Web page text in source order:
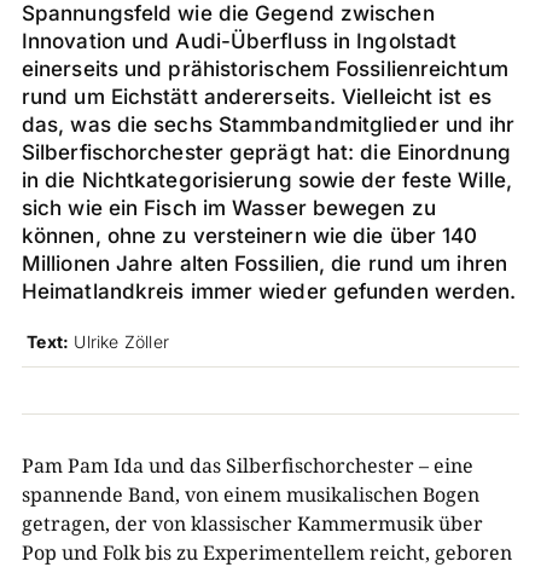
Spannungsfeld wie die Gegend zwischen
Innovation und Audi-Überfluss in Ingolstadt
einerseits und prähistorischem Fossilienreichtum
rund um Eichstätt andererseits. Vielleicht ist es
das, was die sechs Stammbandmitglieder und ihr
Silberfischorchester geprägt hat: die Einordnung
in die Nichtkategorisierung sowie der feste Wille,
sich wie ein Fisch im Wasser bewegen zu
können, ohne zu versteinern wie die über 140
Millionen Jahre alten Fossilien, die rund um ihren
Heimatlandkreis immer wieder gefunden werden.
Text: Ulrike Zöller
Pam Pam Ida und das Silberfischorchester – eine
spannende Band, von einem musikalischen Bogen
getragen, der von klassischer Kammermusik über
Pop und Folk bis zu Experimentellem reicht, geboren